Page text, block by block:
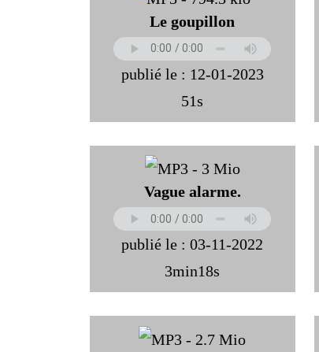
Le goupillon
publié le : 12-01-2023
51s
Vague alarme.
publié le : 03-11-2022
3min18s